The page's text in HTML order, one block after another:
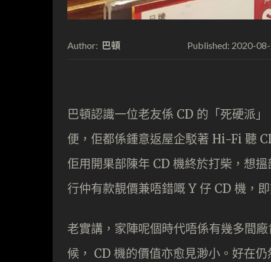
Author: 巴頓 Published: 2020-
巴頓認識一位老友係 CD 的「死硬派
便，佢都係鍾意返屋企駁著 Hi-Fi 聽
佢用開果部陳年 CD 機終於打柴，想
行仲有款靚價兼唔錯嘅 Y 仔 CD 機，
老實講，家陣呢個時代唔係有幾多間
候， CD 機的價值亦愈見渺小。好在